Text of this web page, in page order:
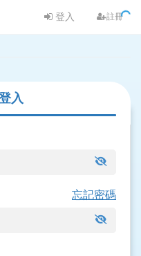
登入 註冊
入
忘記密碼